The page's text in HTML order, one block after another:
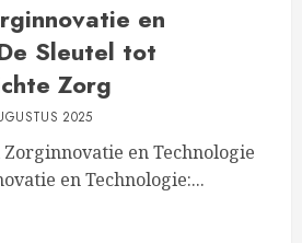
en
Sleutel tot
Zorg
2025
en Technologie
en Technologie:...